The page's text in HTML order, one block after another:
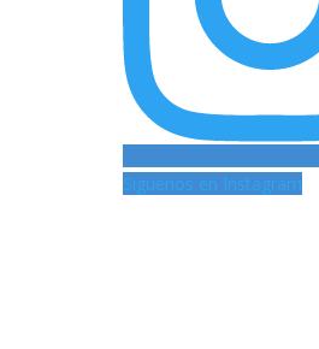
Siguenos en Instagram